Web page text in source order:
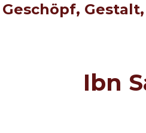
Geschöpf,
Ibn